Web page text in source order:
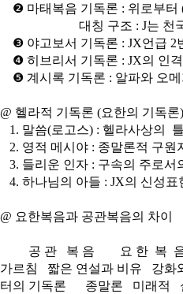
❷ 마태복음 기독론 : 위로부터
대칭 구조 : J는 천국주
❸ 야고보서 기독론 : JX언급 2
❹ 히브리서 기독론 : JX의 인
❺ 계시록 기독론 : 알파와 오메
@ 헬라적 기독론 (요한의 기독론)
1. 말씀(로고스) : 헬라사상의
2. 영적 메시야 : 종말론적 구원
3. 들리운 인자 : 구속의 주로서
4. 하나님의 아들 : JX의 신성표
@ 요한복음과 공관복음의 차이
공 관 복 음 요 한 복 음
가르침 짧은 연설과 비유 강
터의 기독론 종말론 미래적